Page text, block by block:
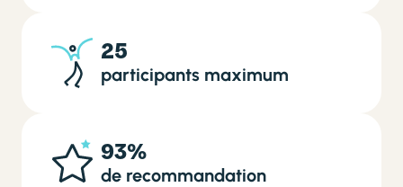
25
participants maximum
93%
de recommandation